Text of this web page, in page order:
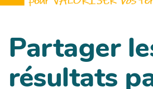
Partager
résultats